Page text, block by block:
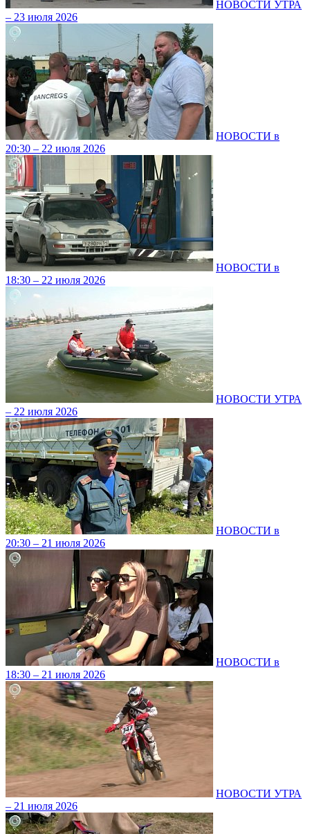
НОВОСТИ УТРА
– 23 июля 2026
НОВОСТИ в
20:30 – 22 июля 2026
НОВОСТИ в
18:30 – 22 июля 2026
НОВОСТИ УТРА
– 22 июля 2026
НОВОСТИ в
20:30 – 21 июля 2026
НОВОСТИ в
18:30 – 21 июля 2026
НОВОСТИ УТРА
– 21 июля 2026